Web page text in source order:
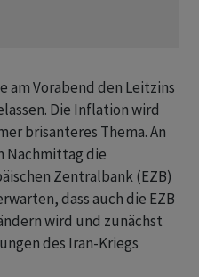
am Vorabend den Leitzins
Die Inflation wird
brisanteres Thema. An
Nachmittag die
Zentralbank (EZB)
dass auch die EZB
wird und zunächst
des Iran-Kriegs